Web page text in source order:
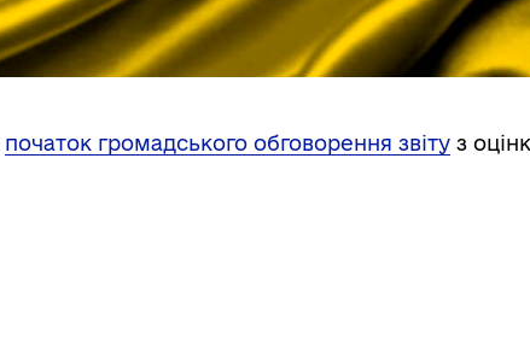
початок громадського обговорення звіту з